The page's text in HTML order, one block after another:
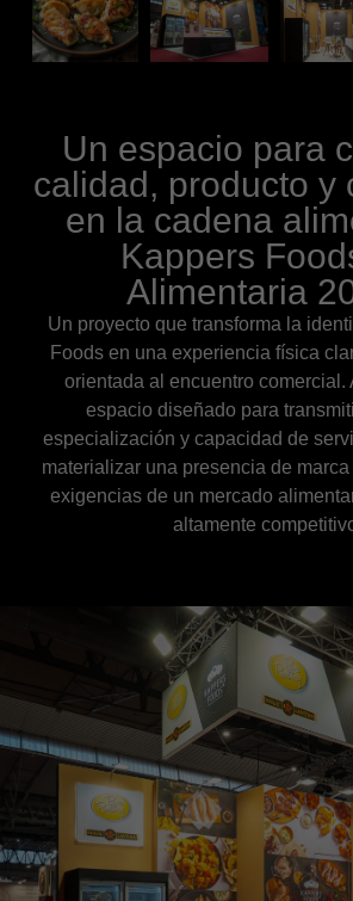
Un espacio para
calidad, producto y
en la cadena
Kappers
Alimentaria
Un proyecto que transforma la
Foods en una experiencia física
orientada al encuentro comercial.
espacio diseñado para
especialización y capacidad de
materializar una presencia de
exigencias de un mercado
altamente